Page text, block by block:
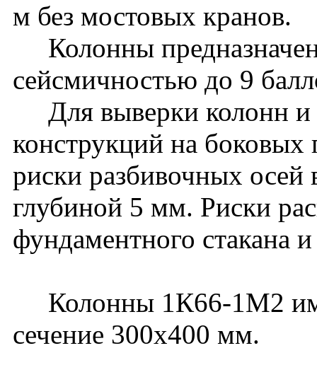
м без мостовых кранов.
Колонны
сейсмичностью до 9
Для выверки колонн
конструкций на боковых
риски разбивочных осей
глубиной 5 мм. Риски
фундаментного стакана
Колонны 1К66-1М2
сечение 300х400 мм.